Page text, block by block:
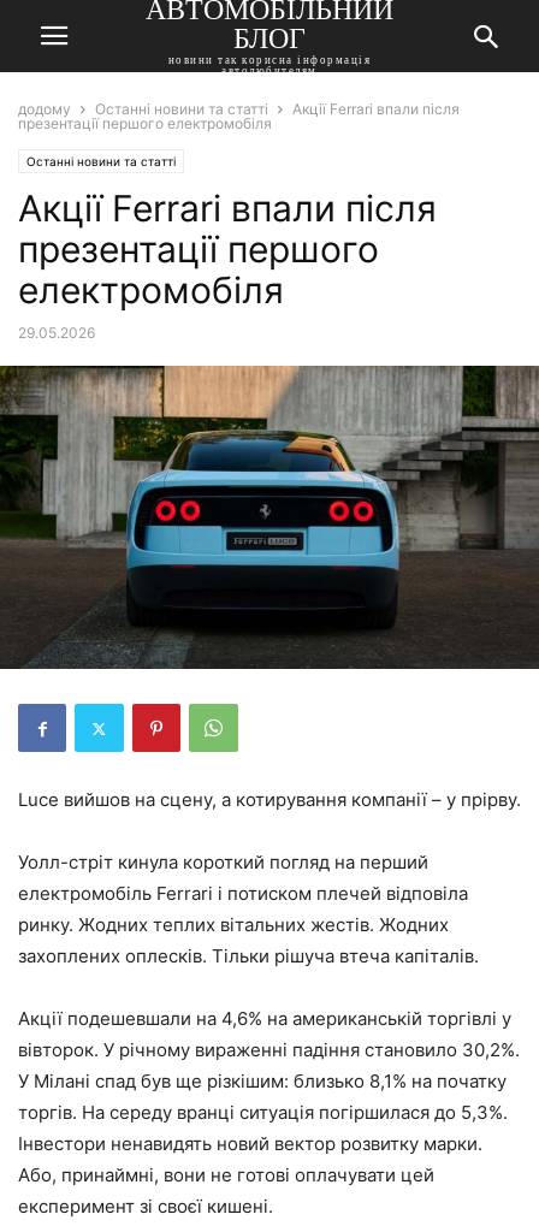
АВТОМОБІЛЬНИЙ
БЛОГ
новини так корисна інформація
автолюбителям
додому Останні новини та статті
Акції Ferrari впали після
презентації першого електромобіля
Останні новини та статті
Акції Ferrari впали після
презентації першого
електромобіля
29.05.2026
Luce вийшов на сцену, а котирування компанії – у прірву.
Уолл-стріт кинула короткий погляд на перший
електромобіль Ferrari і потиском плечей відповіла
ринку. Жодних теплих вітальних жестів. Жодних
захоплених оплесків. Тільки рішуча втеча капіталів.
Акції подешевшали на 4,6% на американській торгівлі у
вівторок. У річному вираженні падіння становило 30,2%.
У Мілані спад був ще різкішим: близько 8,1% на початку
торгів. На середу вранці ситуація погіршилася до 5,3%.
Інвестори ненавидять новий вектор розвитку марки.
Або, принаймні, вони не готові оплачувати цей
експеримент зі своєї кишені.